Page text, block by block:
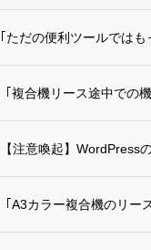
｢ただの便利ツールでは
｢複合機リース途中での
【注意喚起】WordPress
｢A3カラー複合機のリー